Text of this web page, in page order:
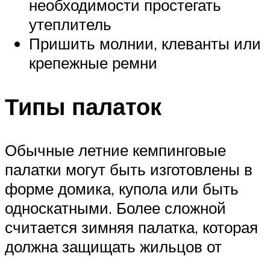
необходимости простегать
утеплитель
Пришить молнии, клеванты или
крепежные ремни
Типы палаток
Обычные летние кемпинговые
палатки могут быть изготовлены в
форме домика, купола или быть
односкатными. Более сложной
считается зимняя палатка, которая
должна защищать жильцов от